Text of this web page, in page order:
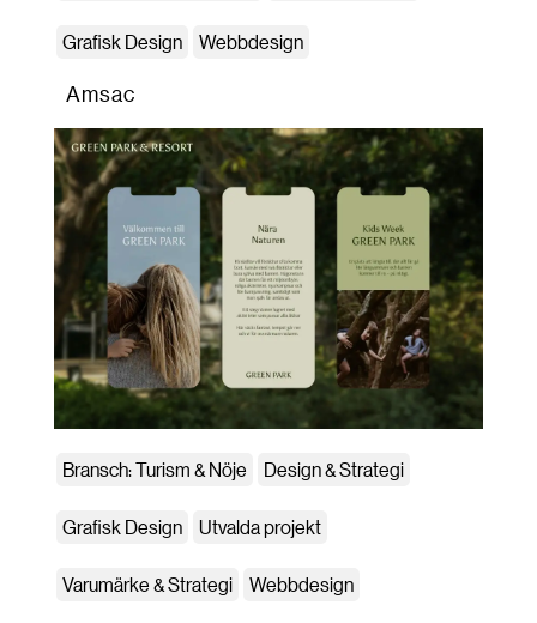
Grafisk Design Webbdesign
Amsac
Bransch: Turism & Nöje Design & Strategi
Grafisk Design Utvalda projekt
Varumärke & Strategi Webbdesign